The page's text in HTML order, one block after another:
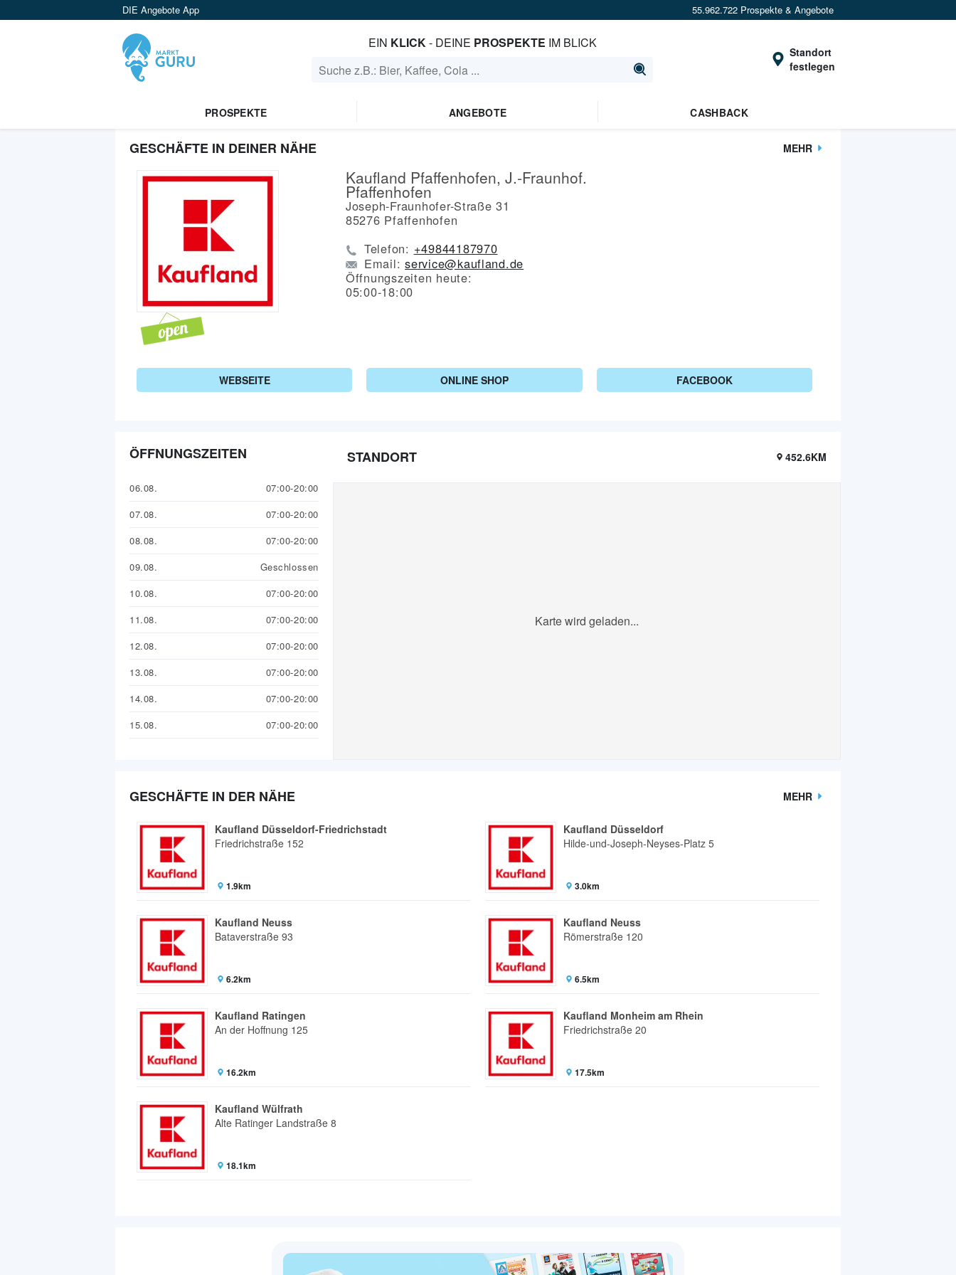
DIE Angebote App 55.962.722 Prospekte & Angebote
EIN KLICK- DEINE PROSPEKTE IM BLICK
Standort
festlegen
PROSPEKTE ANGEBOTE CASHBACK
GESCHÄFTE IN DEINER NÄHE MEHR
Kaufland Pfaffenhofen, J.-Fraunhof.
Pfaffenhofen
Joseph-Fraunhofer-Straße 31
85276 Pfaffenhofen
Telefon: +49844187970
Email:service@kaufland.de
Öffnungszeiten heute:
05:00-18:00
WEBSEITE ONLINE SHOP FACEBOOK
ÖFFNUNGSZEITEN
06.08.
07:00-20:00
07.08.
07:00-20:00
08.08.
07:00-20:00
09.08.
Geschlossen
10.08.
07:00-20:00
11.08.
07:00-20:00
12.08.
07:00-20:00
13.08.
07:00-20:00
14.08.
07:00-20:00
15.08.
07:00-20:00
STANDORT 452.6KM
Karte wird geladen...
GESCHÄFTE IN DER NÄHE MEHR
Kaufland Düsseldorf-Friedrichstadt
Friedrichstraße 152
1.9km
Kaufland Düsseldorf
Hilde-und-Joseph-Neyses-Platz 5
3.0km
Kaufland Neuss
Bataverstraße 93
6.2km
Kaufland Neuss
Römerstraße 120
6.5km
Kaufland Ratingen
An der Hoffnung 125
16.2km
Kaufland Monheim am Rhein
Friedrichstraße 20
17.5km
Kaufland Wülfrath
Alte Ratinger Landstraße 8
18.1km